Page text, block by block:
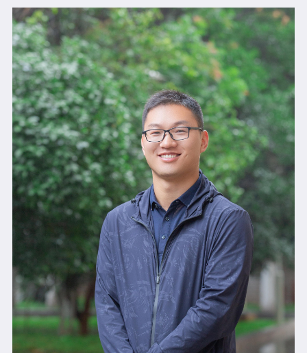
学校荣誉
机构设置
昆华校歌
校园风采
联系我们
新闻资讯
学生成长
教师发展
建校120周年